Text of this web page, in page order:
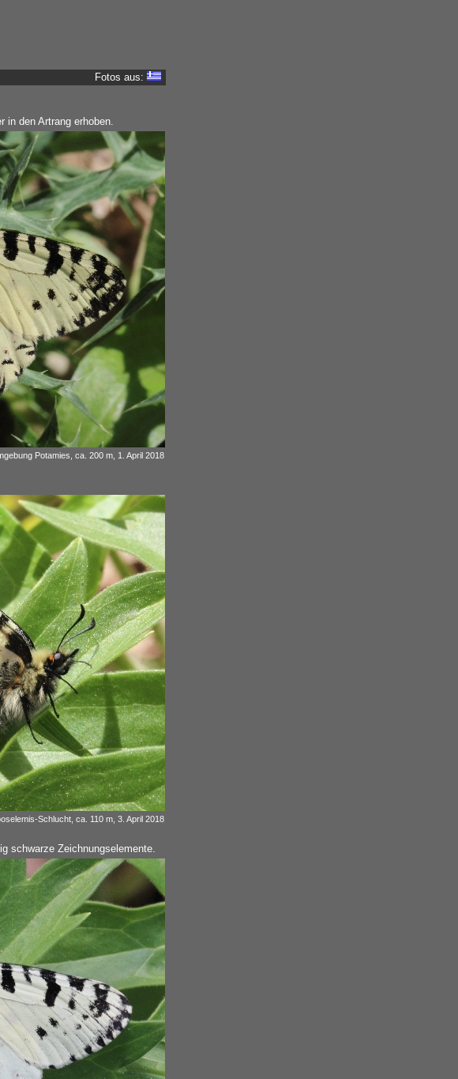
Fotos aus:
in den Artrang erhoben.
Potamies, ca. 200 m, 1. April 2018
Schlucht, ca. 110 m, 3. April 2018
schwarze Zeichnungselemente.